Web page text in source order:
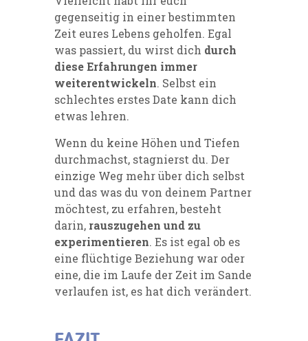
gegenseitig in einer bestimmten
Zeit eures Lebens geholfen. Egal
was passiert, du wirst dich durch
diese Erfahrungen immer
weiterentwickeln. Selbst ein
schlechtes erstes Date kann dich
etwas lehren.
Wenn du keine Höhen und Tiefen
durchmachst, stagnierst du. Der
einzige Weg mehr über dich selbst
und das was du von deinem Partner
möchtest, zu erfahren, besteht
darin, rauszugehen und zu
experimentieren. Es ist egal ob es
eine flüchtige Beziehung war oder
eine, die im Laufe der Zeit im Sande
verlaufen ist, es hat dich verändert.